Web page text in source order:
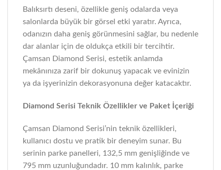
Balıksırtı deseni, özellikle geniş odalarda veya
salonlarda büyük bir görsel etki yaratır. Ayrıca,
odanızın daha geniş görünmesini sağlar, bu nedenle
dar alanlar için de oldukça etkili bir tercihtir.
Çamsan Diamond Serisi, estetik anlamda
mekânınıza zarif bir dokunuş yapacak ve evinizin
ya da işyerinizin dekorasyonuna değer katacaktır.
Diamond Serisi Teknik Özellikler ve Paket İçeriği
Çamsan Diamond Serisi’nin teknik özellikleri,
kullanıcı dostu ve pratik bir deneyim sunar. Bu
serinin parke panelleri, 132,5 mm genişliğinde ve
795 mm uzunluğundadır. 10 mm kalınlık, parke